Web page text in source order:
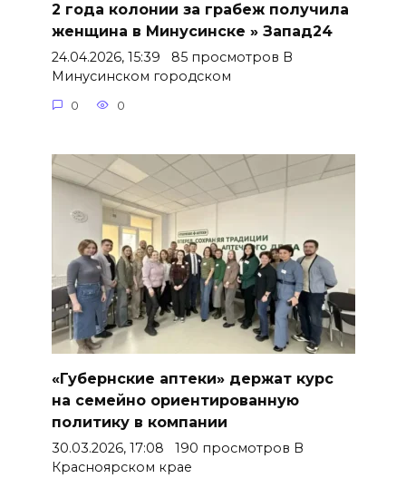
2 года колонии за грабеж получила
женщина в Минусинске » Запад24
24.04.2026, 15:39 85 просмотров В
Минусинском городском
0 0
«Губернские аптеки» держат курс
на семейно ориентированную
политику в компании
30.03.2026, 17:08 190 просмотров В
Красноярском крае